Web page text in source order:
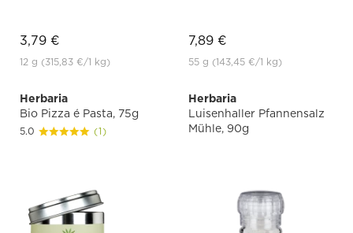
3,79 €
12 g (315,83 €/1 kg)
7,89 €
55 g (143,45 €/1 kg)
Herbaria
Bio Pizza é Pasta, 75g
5.0 (1)
Herbaria
Luisenhaller Pfannensalz
Mühle, 90g